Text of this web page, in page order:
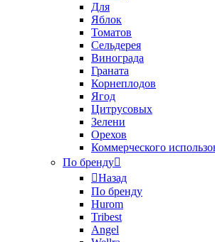
Для
Яблок
Томатов
Cельдерея
Винограда
Граната
Корнеплодов
Ягод
Цитрусовых
Зелени
Орехов
Коммерческого
По бренду
Назад
По бренду
Hurom
Tribest
Angel